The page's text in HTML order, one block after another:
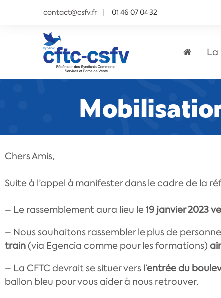
contact@csfv.fr 01 46 07 04 32
La
Chers Amis,
Suite à l’appel à manifester dans le cadre de la
– Le rassemblement aura lieu le19 janvier 2023
– Nous souhaitons rassembler le plus de
train(via Egencia comme pour les formations)
– La CFTC devrait se situer vers l’entrée du
ballon bleu pour vous aider à nous retrouver.